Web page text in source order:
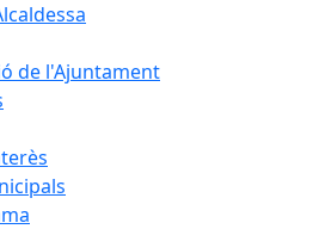
de l'Ajuntament